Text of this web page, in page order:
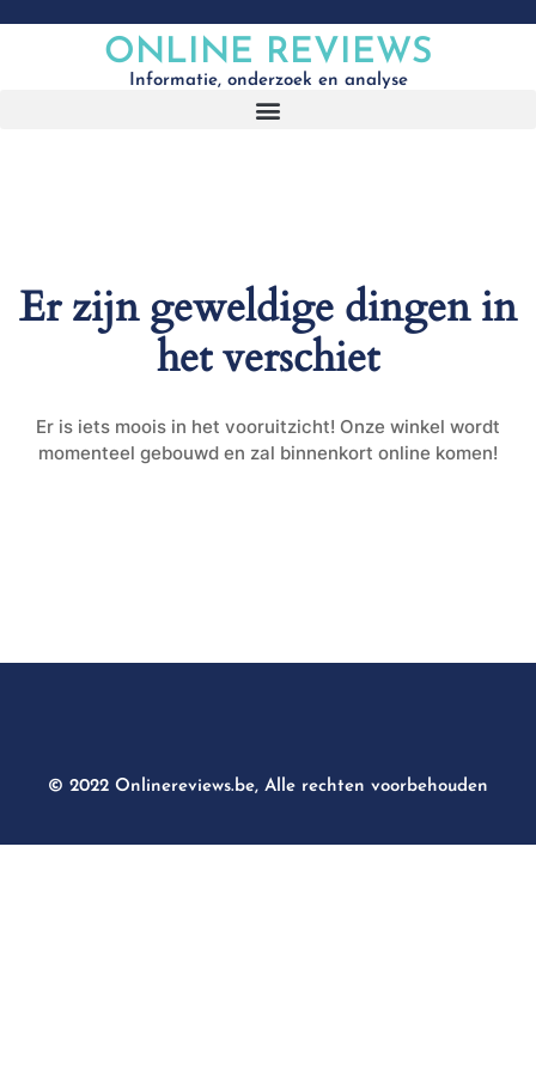
ONLINE REVIEWS
Informatie, onderzoek en analyse
Er zijn geweldige dingen in
het verschiet
Er is iets moois in het vooruitzicht! Onze winkel wordt
momenteel gebouwd en zal binnenkort online komen!
© 2022 Onlinereviews.be, Alle rechten voorbehouden